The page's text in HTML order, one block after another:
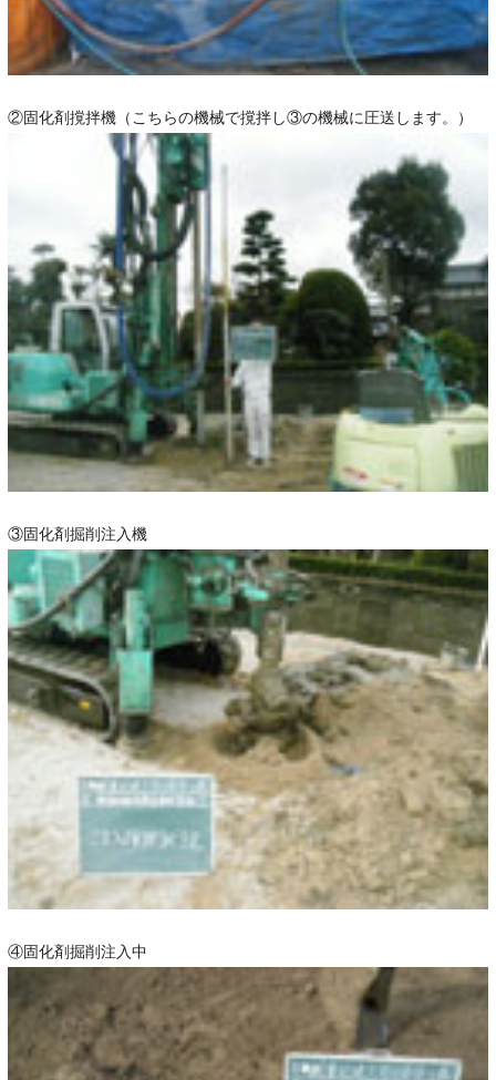
②固化剤撹拌機（こちらの機械で撹拌し③の機械に圧送します。）
③固化剤掘削注入機
④固化剤掘削注入中